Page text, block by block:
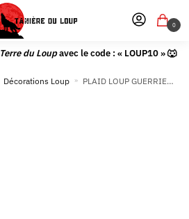
0
Terre du Loupavec le code : « LOUP10 » 🐺
Décorations Loup » PLAID LOUP GUERRIER INDIEN